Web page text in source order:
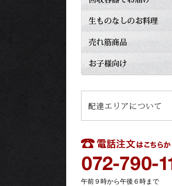
午前９時から午後６時まで